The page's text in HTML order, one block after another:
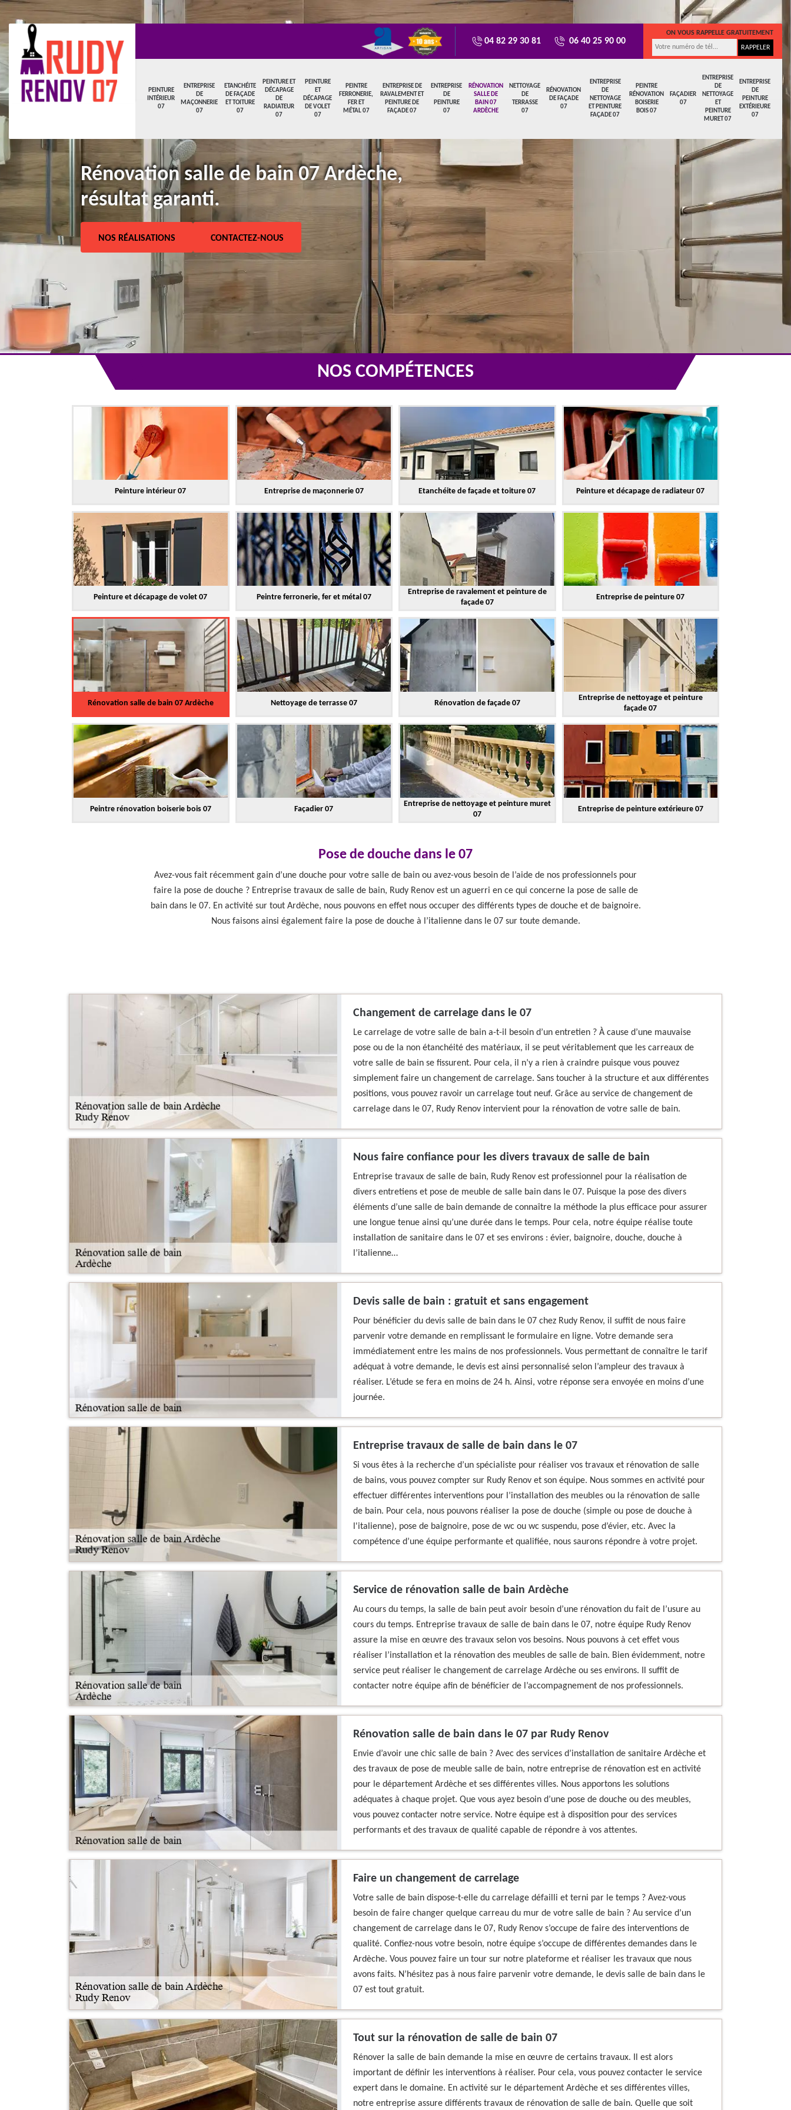
PEINTURE
INTÉRIEUR
07
ENTREPRISE
DE
MAÇONNERIE
07
ETANCHÉITE
DE FAÇADE
ET TOITURE
07
PEINTURE ET
DÉCAPAGE
DE
RADIATEUR
07
PEINTURE
ET
DÉCAPAGE
DE VOLET
07
PEINTRE
FERRONERIE,
FER ET
MÉTAL 07
ENTREPRISE DE
RAVALEMENT ET
PEINTURE DE
FAÇADE 07
ENTREPRISE
DE
PEINTURE
07
RÉNOVATION
SALLE DE
BAIN 07
ARDÈCHE
NETTOYAGE
DE
TERRASSE
07
RÉNOVATION
DE FAÇADE
07
ENTREPRISE
DE
NETTOYAGE
ET PEINTURE
FAÇADE 07
PEINTRE
RÉNOVATION
BOISERIE
BOIS 07
FAÇADIER
07
ENTREPRISE
DE
NETTOYAGE
ET
PEINTURE
MURET 07
ENTREPRISE
DE
PEINTURE
EXTÉRIEURE
07
04 82 29 30 81 06 40 25 90 00
ON VOUS RAPPELLE GRATUITEMENT
Rénovation salle de bain 07 Ardèche,
résultat garanti.
NOS RÉALISATIONS CONTACTEZ-NOUS
NOS COMPÉTENCES
Peinture intérieur 07 Entreprise de maçonnerie 07 Etanchéite de façade et toiture 07 Peinture et décapage de radiateur 07
Peinture et décapage de volet 07 Peintre ferronerie, fer et métal 07
Entreprise de ravalement et peinture de
façade 07
Entreprise de peinture 07
Rénovation salle de bain 07 Ardèche Nettoyage de terrasse 07 Rénovation de façade 07
Entreprise de nettoyage et peinture
façade 07
Peintre rénovation boiserie bois 07 Façadier 07
Entreprise de nettoyage et peinture muret
07
Entreprise de peinture extérieure 07
Pose de douche dans le 07
Avez-vous fait récemment gain d’une douche pour votre salle de bain ou avez-vous besoin de l’aide de nos professionnels pour
faire la pose de douche ? Entreprise travaux de salle de bain, Rudy Renov est un aguerri en ce qui concerne la pose de salle de
bain dans le 07. En activité sur tout Ardèche, nous pouvons en effet nous occuper des différents types de douche et de baignoire.
Nous faisons ainsi également faire la pose de douche à l’italienne dans le 07 sur toute demande.
Changement de carrelage dans le 07
Le carrelage de votre salle de bain a-t-il besoin d’un entretien ? À cause d’une mauvaise
pose ou de la non étanchéité des matériaux, il se peut véritablement que les carreaux de
votre salle de bain se fissurent. Pour cela, il n’y a rien à craindre puisque vous pouvez
simplement faire un changement de carrelage. Sans toucher à la structure et aux différentes
positions, vous pouvez ravoir un carrelage tout neuf. Grâce au service de changement de
carrelage dans le 07, Rudy Renov intervient pour la rénovation de votre salle de bain.
Nous faire confiance pour les divers travaux de salle de bain
Entreprise travaux de salle de bain, Rudy Renov est professionnel pour la réalisation de
divers entretiens et pose de meuble de salle bain dans le 07. Puisque la pose des divers
éléments d’une salle de bain demande de connaître la méthode la plus efficace pour assurer
une longue tenue ainsi qu’une durée dans le temps. Pour cela, notre équipe réalise toute
installation de sanitaire dans le 07 et ses environs : évier, baignoire, douche, douche à
l’italienne…
Devis salle de bain : gratuit et sans engagement
Pour bénéficier du devis salle de bain dans le 07 chez Rudy Renov, il suffit de nous faire
parvenir votre demande en remplissant le formulaire en ligne. Votre demande sera
immédiatement entre les mains de nos professionnels. Vous permettant de connaître le tarif
adéquat à votre demande, le devis est ainsi personnalisé selon l’ampleur des travaux à
réaliser. L’étude se fera en moins de 24 h. Ainsi, votre réponse sera envoyée en moins d’une
journée.
Entreprise travaux de salle de bain dans le 07
Si vous êtes à la recherche d’un spécialiste pour réaliser vos travaux et rénovation de salle
de bains, vous pouvez compter sur Rudy Renov et son équipe. Nous sommes en activité pour
effectuer différentes interventions pour l’installation des meubles ou la rénovation de salle
de bain. Pour cela, nous pouvons réaliser la pose de douche (simple ou pose de douche à
l'italienne), pose de baignoire, pose de wc ou wc suspendu, pose d’évier, etc. Avec la
compétence d’une équipe performante et qualifiée, nous saurons répondre à votre projet.
Service de rénovation salle de bain Ardèche
Au cours du temps, la salle de bain peut avoir besoin d’une rénovation du fait de l’usure au
cours du temps. Entreprise travaux de salle de bain dans le 07, notre équipe Rudy Renov
assure la mise en œuvre des travaux selon vos besoins. Nous pouvons à cet effet vous
réaliser l’installation et la rénovation des meubles de salle de bain. Bien évidemment, notre
service peut réaliser le changement de carrelage Ardèche ou ses environs. Il suffit de
contacter notre équipe afin de bénéficier de l’accompagnement de nos professionnels.
Rénovation salle de bain dans le 07 par Rudy Renov
Envie d’avoir une chic salle de bain ? Avec des services d’installation de sanitaire Ardèche et
des travaux de pose de meuble salle de bain, notre entreprise de rénovation est en activité
pour le département Ardèche et ses différentes villes. Nous apportons les solutions
adéquates à chaque projet. Que vous ayez besoin d’une pose de douche ou des meubles,
vous pouvez contacter notre service. Notre équipe est à disposition pour des services
performants et des travaux de qualité capable de répondre à vos attentes.
Faire un changement de carrelage
Votre salle de bain dispose-t-elle du carrelage défailli et terni par le temps ? Avez-vous
besoin de faire changer quelque carreau du mur de votre salle de bain ? Au service d’un
changement de carrelage dans le 07, Rudy Renov s’occupe de faire des interventions de
qualité. Confiez-nous votre besoin, notre équipe s’occupe de différentes demandes dans le
Ardèche. Vous pouvez faire un tour sur notre plateforme et réaliser les travaux que nous
avons faits. N’hésitez pas à nous faire parvenir votre demande, le devis salle de bain dans le
07 est tout gratuit.
Tout sur la rénovation de salle de bain 07
Rénover la salle de bain demande la mise en œuvre de certains travaux. Il est alors
important de définir les interventions à réaliser. Pour cela, vous pouvez contacter le service
expert dans le domaine. En activité sur le département Ardèche et ses différentes villes,
notre entreprise assure différents travaux de rénovation de salle de bain. Quelle que soit